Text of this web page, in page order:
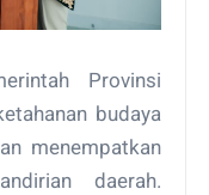
Provinsi
budaya
menempatkan
daerah.